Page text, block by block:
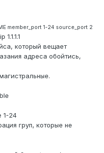
member_port 1-24 source_port 2
который вещает
адреса обойтись,
1-24
груп, которые не